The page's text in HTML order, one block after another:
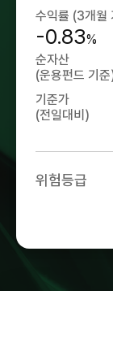
수익률 (3개월
-0.83%
순자산
(운용펀드 기
기준가
(전일대비)
위험등급